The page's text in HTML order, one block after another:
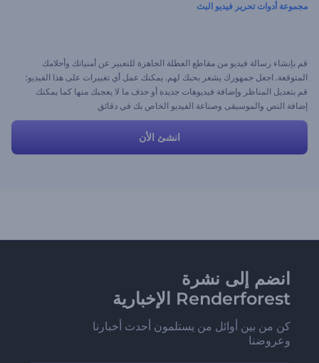
مجموعة أدوات تحرير فيديو البث
قم بإنشاء رسالة فيديو من مقاطع العطلة الجاهزة للتعبير عن أمنياتك وأحلامك
المتوقعة. اجعل جمهورك يشعر بحبك لهم. يمكنك عمل أي تغييرات على هذا الفيديو:
قم بتعديل المناظر وإضافة فيديوهات جديدة أو حذف ما لا يعجبك منها كما يمكنك
إضافة النص والموسيقى وصناعة الفيديو الخاص بك في دقائق
انشئ الأن
انضم إلى نشرة
Renderforest الإخبارية
كن من بين أوائل من يستلمون أحدث أخبارنا
وعروضنا